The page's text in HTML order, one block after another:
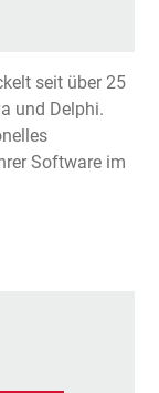
seit über 25
und Delphi.
Software im